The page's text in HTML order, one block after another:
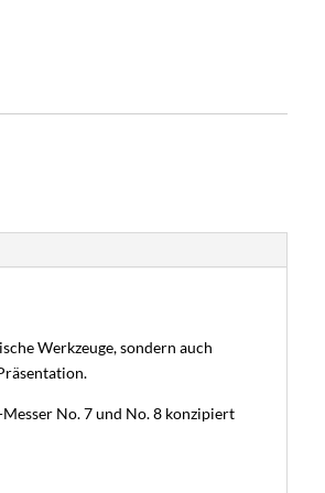
Werkzeuge, sondern auch
No. 7 und No. 8 konzipiert